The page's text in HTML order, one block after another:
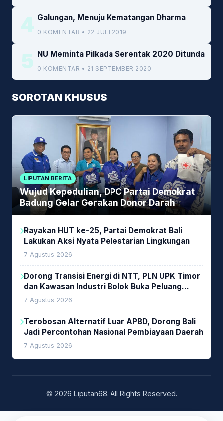
4 Galungan, Menuju Kematangan Dharma
0 KOMENTAR • 22 JULI 2019
5 NU Meminta Pilkada Serentak 2020 Ditunda
0 KOMENTAR • 21 SEPTEMBER 2020
SOROTAN KHUSUS
LIPUTAN BERITA
Wujud Kepedulian, DPC Partai Demokrat
Badung Gelar Gerakan Donor Darah
Rayakan HUT ke-25, Partai Demokrat Bali
Lakukan Aksi Nyata Pelestarian Lingkungan
7 Agustus 2026
Dorong Transisi Energi di NTT, PLN UPK Timor
dan Kawasan Industri Bolok Buka Peluang
Investasi Woodchip untuk Cofiring PLTU Bolok
7 Agustus 2026
Terobosan Alternatif Luar APBD, Dorong Bali
Jadi Percontohan Nasional Pembiayaan Daerah
7 Agustus 2026
© 2026 Liputan68. All Rights Reserved.